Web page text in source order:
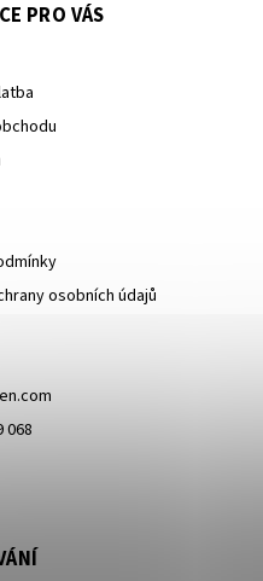
PRO VÁS
osobních údajů
068